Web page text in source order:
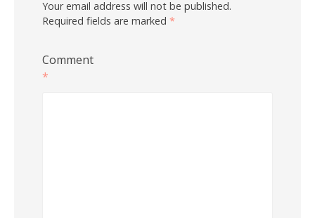
Your email address will not be published.
Required fields are marked *
Comment
*